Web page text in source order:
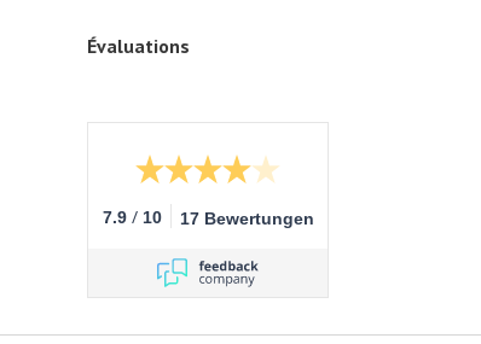
Évaluations
7.9 / 10 17 Bewertungen